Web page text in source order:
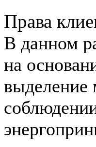
Права
В данном
на
выделение